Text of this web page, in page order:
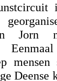
Jorn
mensen
Deense